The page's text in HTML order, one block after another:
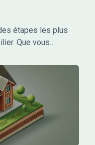
étapes les plus
Que vous
de développer un
influence
et le succès de votre